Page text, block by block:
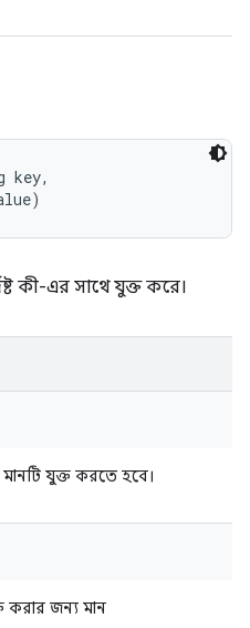
key,
কী-এর সাথে যুক্ত করে।
মানটি যুক্ত করতে হবে।
করার জন্য মান